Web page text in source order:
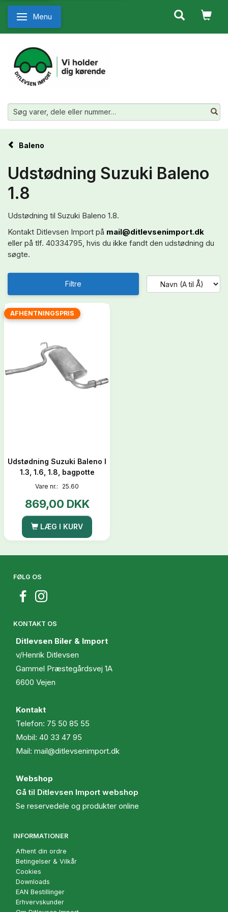
Skifte navigation
Menu
Baleno
Udstødning Suzuki Baleno
1.8
Udstødning til Suzuki Baleno 1.8.
Kontakt Ditlevsen Import på mail@ditlevsenimport.dk
eller på tlf. 40334795, hvis du ikke fandt den udstødning du
søgte.
Filtre
AFHENTNINGSPRIS
Udstødning Suzuki Baleno I
1.3, 1.6, 1.8, bagpotte
Vare nr.: 25.60
869,00 DKK
LÆG I KURV
FØLG OS
KONTAKT OS
Ditlevsen Biler & Import
v/Henrik Ditlevsen
Gammel Præstegårdsvej 1A
6600 Vejen
Kontakt
Telefon: 75 50 85 55
Mobil: 40 33 47 95
Mail: mail@ditlevsenimport.dk
Webshop
Gå til Ditlevsen Import webshop
Se reservedele og produkter online
INFORMATIONER
Afhent din ordre
Betingelser & Vilkår
Cookies
Downloads
EAN Bestillinger
Erhvervskunder